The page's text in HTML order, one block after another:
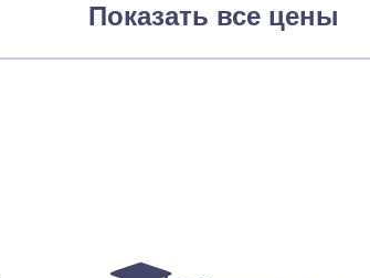
Показать все цены